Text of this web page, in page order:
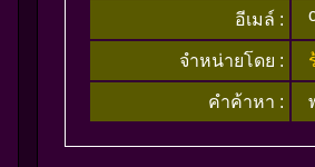
อีเมล์ :
จำหน่ายโดย :
คำค้าหา :